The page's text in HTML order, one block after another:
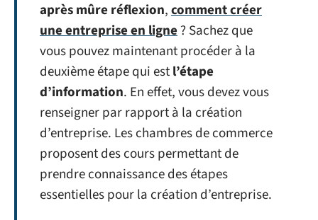
après mûre réflexion,comment créer
une entreprise en ligne? Sachez que
vous pouvez maintenant procéder à la
deuxième étape qui estl’étape
d’information. En effet, vous devez vous
renseigner par rapport à la création
d’entreprise. Les chambres de commerce
proposent des cours permettant de
prendre connaissance des étapes
essentielles pour la création d’entreprise.